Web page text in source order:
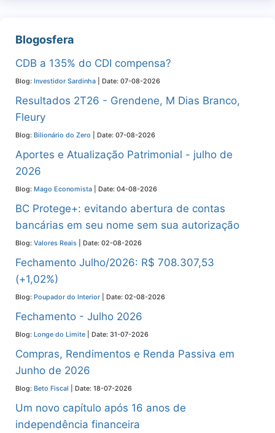
Blogosfera
CDB a 135% do CDI compensa?
Blog: Investidor Sardinha Date: 07-08-2026
Resultados 2T26 - Grendene, M Dias Branco,
Fleury
Blog: Bilionário do Zero Date: 07-08-2026
Aportes e Atualização Patrimonial - julho de
2026
Blog: Mago Economista Date: 04-08-2026
BC Protege+: evitando abertura de contas
bancárias em seu nome sem sua autorização
Blog: Valores Reais Date: 02-08-2026
Fechamento Julho/2026: R$ 708.307,53
(+1,02%)
Blog: Poupador do Interior Date: 02-08-2026
Fechamento - Julho 2026
Blog: Longe do Limite Date: 31-07-2026
Compras, Rendimentos e Renda Passiva em
Junho de 2026
Blog: Beto Fiscal Date: 18-07-2026
Um novo capítulo após 16 anos de
independência financeira